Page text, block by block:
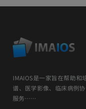
IMAIOS是一家旨在帮助和
谱、医学影像、临床病例
服务……